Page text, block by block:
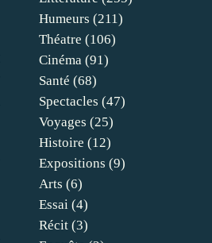
Humeurs (211)
Théatre (106)
Cinéma (91)
Santé (68)
Spectacles (47)
Voyages (25)
Histoire (12)
Expositions (9)
Arts (6)
Essai (4)
Récit (3)